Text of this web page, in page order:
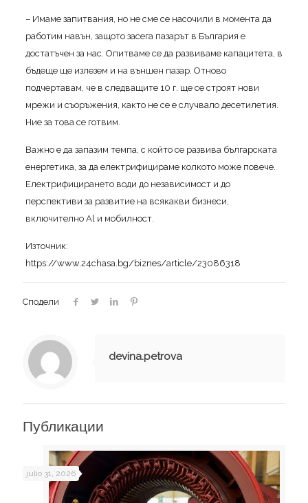
– Имаме запитвания, но не сме се насочили в момента да
работим навън, защото засега пазарът в България е
достатъчен за нас. Опитваме се да развиваме капацитета, в
бъдеще ще излезем и на външен пазар. Отново
подчертавам, че в следващите 10 г. ще се строят нови
мрежи и съоръжения, както не се е случвало десетилетия.
Ние за това се готвим.
Важно е да запазим темпа, с който се развива българската
енергетика, за да електрифицираме колкото може повече.
Електрифицирането води до независимост и до
перспективи за развитие на всякакви бизнеси,
включително Al и мобилност.
Източник:
https://www.24chasa.bg/biznes/article/23086318
Сподели
devina.petrova
Публикации
julio 31, 2026